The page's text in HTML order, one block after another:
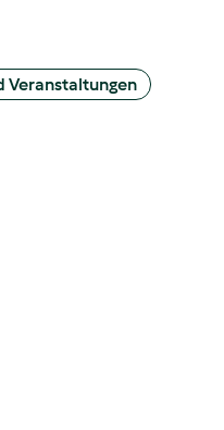
Veranstaltungen